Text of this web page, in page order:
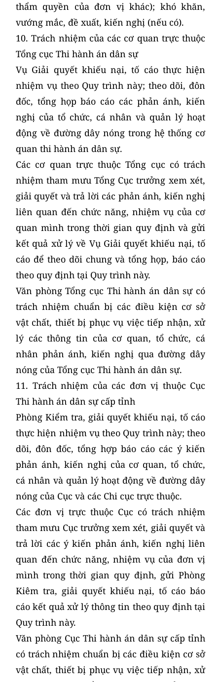
thẩm quyền của đơn vị khác); khó khăn,
vướng mắc, đề xuất, kiến nghị (nếu có).
10. Trách nhiệm của các cơ quan trực thuộc
Tổng cục Thi hành án dân sự
Vụ Giải quyết khiếu nại, tố cáo thực hiện
nhiệm vụ theo Quy trình này; theo dõi, đôn
đốc, tổng họp báo cáo các phản ánh, kiến
nghị của tổ chức, cá nhân và quản lý hoạt
động về đường dây nóng trong hệ thống cơ
quan thi hành án dân sự.
Các cơ quan trực thuộc Tổng cục có trách
nhiệm tham mưu Tổng Cục trưởng xem xét,
giải quyết và trả lời các phản ánh, kiến nghị
liên quan đến chức năng, nhiệm vụ của cơ
quan mình trong thời gian quy định và gửi
kết quả xử lý về Vụ Giải quyết khiếu nại, tố
cáo để theo dõi chung và tổng họp, báo cáo
theo quy định tại Quy trình này.
Văn phòng Tổng cục Thi hành án dân sự có
trách nhiệm chuẩn bị các điều kiện cơ sở
vật chất, thiết bị phục vụ việc tiếp nhận, xử
lý các thông tin của cơ quan, tổ chức, cá
nhân phản ánh, kiến nghị qua đường dây
nóng của Tổng cục Thi hành án dân sự.
11. Trách nhiệm của các đơn vị thuộc Cục
Thi hành án dân sự cấp tỉnh
Phòng Kiểm tra, giải quyết khiếu nại, tố cáo
thực hiện nhiệm vụ theo Quy trình này; theo
dõi, đôn đốc, tổng hợp báo cáo các ý kiến
phản ánh, kiến nghị của cơ quan, tổ chức,
cá nhân và quản lý hoạt động về đường dây
nóng của Cục và các Chi cục trực thuộc.
Các đơn vị trực thuộc Cục có trách nhiệm
tham mưu Cục trưởng xem xét, giải quyết và
trả lời các ý kiến phản ánh, kiến nghị liên
quan đến chức năng, nhiệm vụ của đơn vị
mình trong thời gian quy định, gửi Phòng
Kiêm tra, giải quyết khiếu nại, tố cáo báo
cáo kết quả xử lý thông tin theo quy định tại
Quy trình này.
Văn phòng Cục Thi hành án dân sự cấp tỉnh
có trách nhiệm chuẩn bị các điều kiện cơ sở
vật chất, thiết bị phục vụ việc tiếp nhận, xử